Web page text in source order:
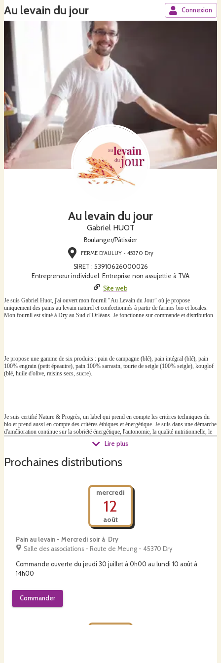
Au levain du jour Connexion
Au levain du jour
Gabriel HUOT
Boulanger/Pâtissier
FERME D'AULUY - 45370 Dry
SIRET : 53910626000026
Entrepreneur individuel. Entreprise non assujettie à TVA
Site web
Je suis Gabriel Huot, j'ai ouvert mon fournil "Au Levain du Jour" où je propose
uniquement des pains au levain naturel et confectionnés à partir de farines bio et locales.
Mon fournil est situé à Dry au Sud d’Orléans. Je fonctionne sur commande et distribution.
Je propose une gamme de six produits : pain de campagne (blé), pain intégral (blé), pain
100% engrain (petit épeautre), pain 100% sarrasin, tourte de seigle (100% seigle), kouglof
(blé, huile d'olive, raisins secs, sucre).
Je suis certifié Nature & Progrès, un label qui prend en compte les critères techniques du
bio et prend aussi en compte des critères éthiques et énergétique. Je suis dans une démarche
d'amélioration continue sur la sobriété énergétique, l'autonomie, la qualité nutritionnelle, le
circuit court. C'est dans cet esprit que tous les pains sont fait à la main, sans aucune
Lire plus
Prochaines distributions
mercredi
12
août
Pain au levain - Mercredi soir à Dry
Salle des associations - Route de Meung - 45370 Dry
Commande ouverte du jeudi 30 juillet à 0h00 au lundi 10 août à
14h00
Commander